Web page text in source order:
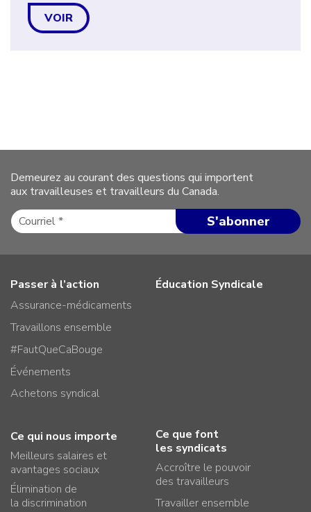
VOIR
Demeurez au courant des questions qui importent
aux travailleuses et travailleurs du Canada.
Passer à l’action
Assurance-médicaments
Travaillons ensemble
#FautQueCaBouge
Événements
Achetons syndical
Éducation Syndicale
Ce qui nous importe
Meilleurs salaires et
avantages sociaux
Élimination de
la discrimination
Ce que font
les syndicats
Accroître le pouvoir
des travailleurs
Travailler ensemble